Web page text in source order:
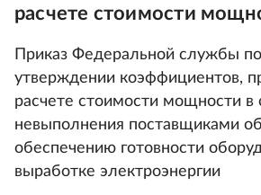
расчете стоимости
Приказ Федеральной службы
утверждении коэффициентов,
расчете стоимости мощности в
невыполнения поставщиками
обеспечению готовности
выработке электроэнергии